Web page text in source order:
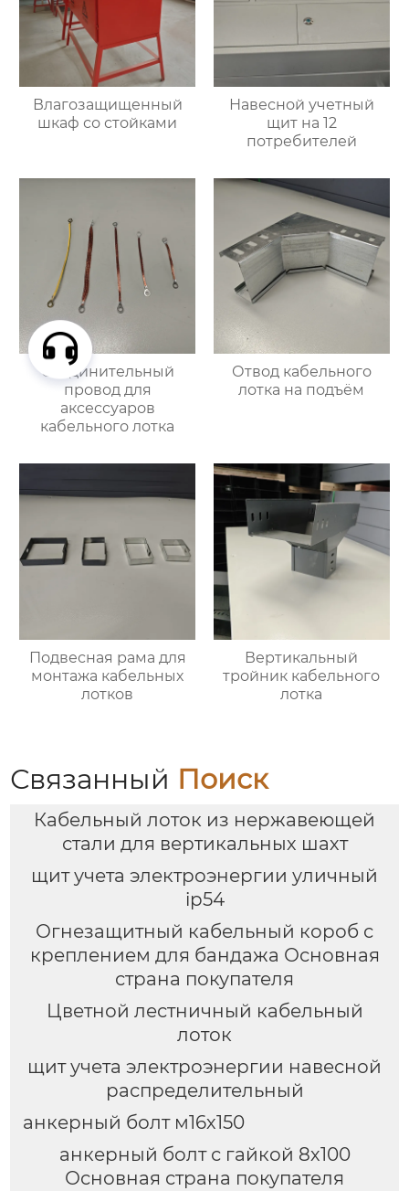
Влагозащищенный
шкаф со стойками
Навесной учетный
щит на 12
потребителей
Соединительный
провод для
аксессуаров
кабельного лотка
Отвод кабельного
лотка на подъём
Подвесная рама для
монтажа кабельных
лотков
Вертикальный
тройник кабельного
лотка
Связанный Поиск
Кабельный лоток из нержавеющей
стали для вертикальных шахт
щит учета электроэнергии уличный
ip54
Огнезащитный кабельный короб с
креплением для бандажа Основная
страна покупателя
Цветной лестничный кабельный
лоток
щит учета электроэнергии навесной
распределительный
анкерный болт м16х150
анкерный болт с гайкой 8х100
Основная страна покупателя